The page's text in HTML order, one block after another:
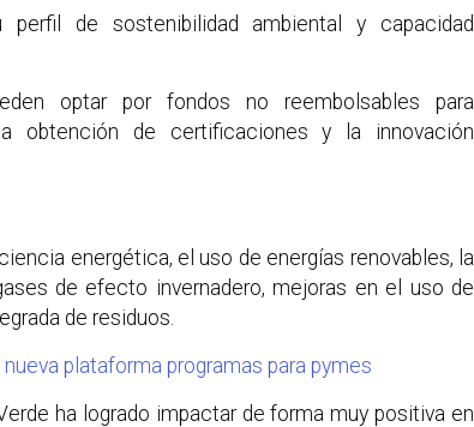
de sostenibilidad ambiental y capacidad
optar por fondos no reembolsables para
obtención de certificaciones y la innovación
energética, el uso de energías renovables, la
de efecto invernadero, mejoras en el uso de
de residuos.
plataforma programas para pymes
ha logrado impactar de forma muy positiva en